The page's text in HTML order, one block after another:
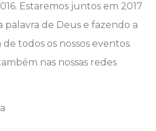
Estaremos juntos em 2017
palavra de Deus e fazendo a
todos os nossos eventos.
nas nossas redes